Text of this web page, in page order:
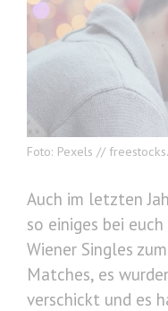
Foto: Pexels //
Auch im letzten
so einiges bei
Wiener Singles
Matches, es
verschickt und es